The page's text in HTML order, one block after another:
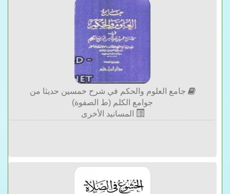
جامع العلوم والحكم في شرح خمسين حديثا من
جوامع الكلم (ط الصفوة)
المسانيد الأخرى